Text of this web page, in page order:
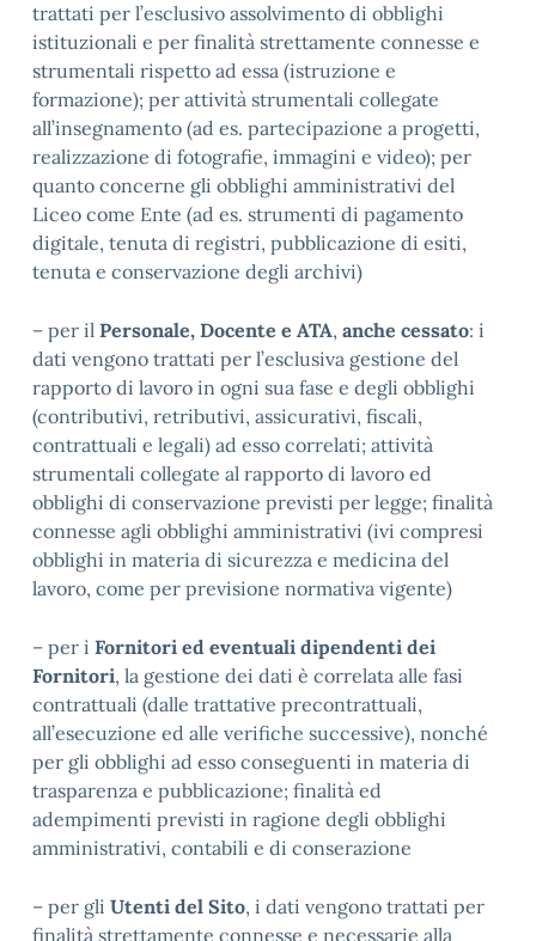
trattati per l’esclusivo assolvimento di obblighi
istituzionali e per finalità strettamente connesse e
strumentali rispetto ad essa (istruzione e
formazione); per attività strumentali collegate
all’insegnamento (ad es. partecipazione a progetti,
realizzazione di fotografie, immagini e video); per
quanto concerne gli obblighi amministrativi del
Liceo come Ente (ad es. strumenti di pagamento
digitale, tenuta di registri, pubblicazione di esiti,
tenuta e conservazione degli archivi)
– per il Personale, Docente e ATA, anche cessato: i
dati vengono trattati per l’esclusiva gestione del
rapporto di lavoro in ogni sua fase e degli obblighi
(contributivi, retributivi, assicurativi, fiscali,
contrattuali e legali) ad esso correlati; attività
strumentali collegate al rapporto di lavoro ed
obblighi di conservazione previsti per legge; finalità
connesse agli obblighi amministrativi (ivi compresi
obblighi in materia di sicurezza e medicina del
lavoro, come per previsione normativa vigente)
– per i Fornitori ed eventuali dipendenti dei
Fornitori, la gestione dei dati è correlata alle fasi
contrattuali (dalle trattative precontrattuali,
all’esecuzione ed alle verifiche successive), nonché
per gli obblighi ad esso conseguenti in materia di
trasparenza e pubblicazione; finalità ed
adempimenti previsti in ragione degli obblighi
amministrativi, contabili e di conserazione
– per gli Utenti del Sito, i dati vengono trattati per
finalità strettamente connesse e necessarie alla